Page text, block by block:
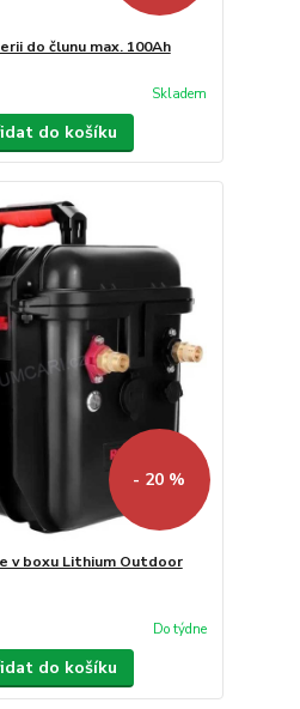
do člunu max. 100Ah
Skladem
do košíku
- 20 %
v boxu Lithium Outdoor
Do týdne
do košíku